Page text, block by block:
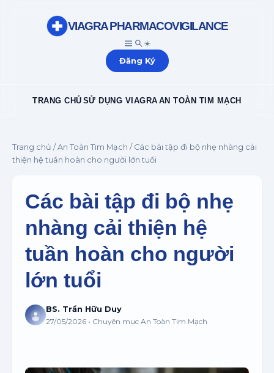
☀️
VIAGRA PHARMACOVIGILANCE
Đăng Ký
TRANG CHỦ SỬ DỤNG VIAGRA AN TOÀN TIM MẠCH
Trang chủ / An Toàn Tim Mạch / Các bài tập đi bộ nhẹ nhàng cải
thiện hệ tuần hoàn cho người lớn tuổi
Các bài tập đi bộ nhẹ
nhàng cải thiện hệ
tuần hoàn cho người
lớn tuổi
BS. Trần Hữu Duy
27/05/2026 • Chuyên mục An Toàn Tim Mạch